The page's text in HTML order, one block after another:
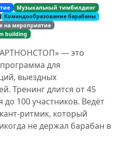
Музыкальный тимбилдинг
Командообразование барабаны
на мероприятие
building
— это
для
выездных
Тренинг длится от 45
100 участников. Ведёт
ритмик, который
не держал барабан в